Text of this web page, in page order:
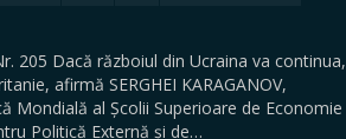
205 Dacă războiul din Ucraina va continua,
afirmă SERGHEI KARAGANOV,
Mondială al Școlii Superioare de Economie
Politică Externă și de…